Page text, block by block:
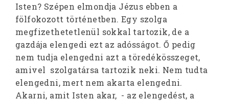
Isten? Szépen elmondja Jézus ebben a
fölfokozott történetben. Egy szolga
megfizethetetlenül sokkal tartozik, de a
gazdája elengedi ezt az adósságot. Ő pedig
nem tudja elengedni azt a töredékösszeget,
amivel szolgatársa tartozik neki. Nem tudta
elengedni, mert nem akarta elengedni.
Akarni, amit Isten akar, - az elengedést, a